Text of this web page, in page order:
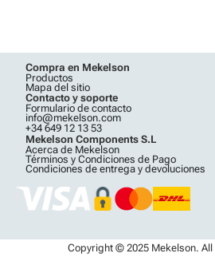
Compra en Mekelson
Productos
Mapa del sitio
Contacto y soporte
Formulario de contacto
info@mekelson.com
+34 649 12 13 53
Mekelson Components S.L
Acerca de Mekelson
Términos y Condiciones de Pago
Condiciones de entrega y devoluciones
Copyright © 2025 Mekelson.